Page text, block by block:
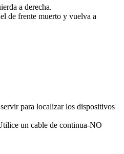
a derecha.
de frente muerto y vuelva a
para localizar los dispositivos
un cable de continua-NO